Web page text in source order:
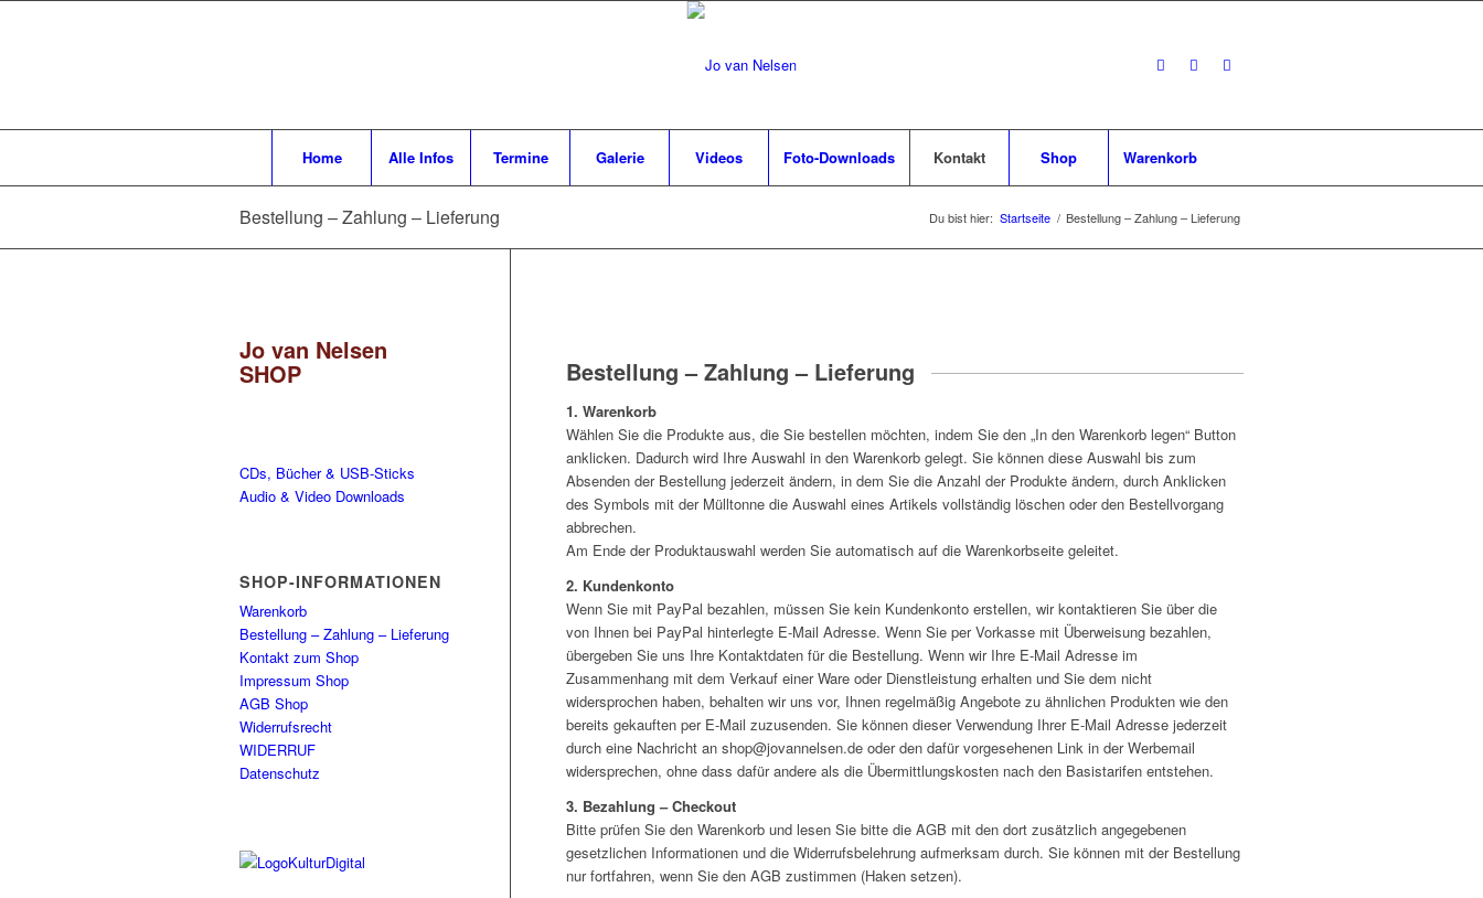
Home Alle Infos Termine Galerie Videos Foto-Downloads Kontakt Shop Warenkorb
Bestellung – Zahlung – Lieferung Du bist hier: Startseite / Bestellung – Zahlung – Lieferung
Bestellung – Zahlung – Lieferung
1. Warenkorb
Wählen Sie die Produkte aus, die Sie bestellen möchten, indem Sie den „In den Warenkorb legen“ Button
anklicken. Dadurch wird Ihre Auswahl in den Warenkorb gelegt. Sie können diese Auswahl bis zum
Absenden der Bestellung jederzeit ändern, in dem Sie die Anzahl der Produkte ändern, durch Anklicken
des Symbols mit der Mülltonne die Auswahl eines Artikels vollständig löschen oder den Bestellvorgang
abbrechen.
Am Ende der Produktauswahl werden Sie automatisch auf die Warenkorbseite geleitet.
2. Kundenkonto
Wenn Sie mit PayPal bezahlen, müssen Sie kein Kundenkonto erstellen, wir kontaktieren Sie über die
von Ihnen bei PayPal hinterlegte E-Mail Adresse. Wenn Sie per Vorkasse mit Überweisung bezahlen,
übergeben Sie uns Ihre Kontaktdaten für die Bestellung. Wenn wir Ihre E-Mail Adresse im
Zusammenhang mit dem Verkauf einer Ware oder Dienstleistung erhalten und Sie dem nicht
widersprochen haben, behalten wir uns vor, Ihnen regelmäßig Angebote zu ähnlichen Produkten wie den
bereits gekauften per E-Mail zuzusenden. Sie können dieser Verwendung Ihrer E-Mail Adresse jederzeit
durch eine Nachricht an shop@jovannelsen.de oder den dafür vorgesehenen Link in der Werbemail
widersprechen, ohne dass dafür andere als die Übermittlungskosten nach den Basistarifen entstehen.
3. Bezahlung – Checkout
Bitte prüfen Sie den Warenkorb und lesen Sie bitte die AGB mit den dort zusätzlich angegebenen
gesetzlichen Informationen und die Widerrufsbelehrung aufmerksam durch. Sie können mit der Bestellung
nur fortfahren, wenn Sie den AGB zustimmen (Haken setzen).
Jo van Nelsen
SHOP
CDs, Bücher & USB-Sticks
Audio & Video Downloads
SHOP-INFORMATIONEN
Warenkorb
Bestellung – Zahlung – Lieferung
Kontakt zum Shop
Impressum Shop
AGB Shop
Widerrufsrecht
WIDERRUF
Datenschutz